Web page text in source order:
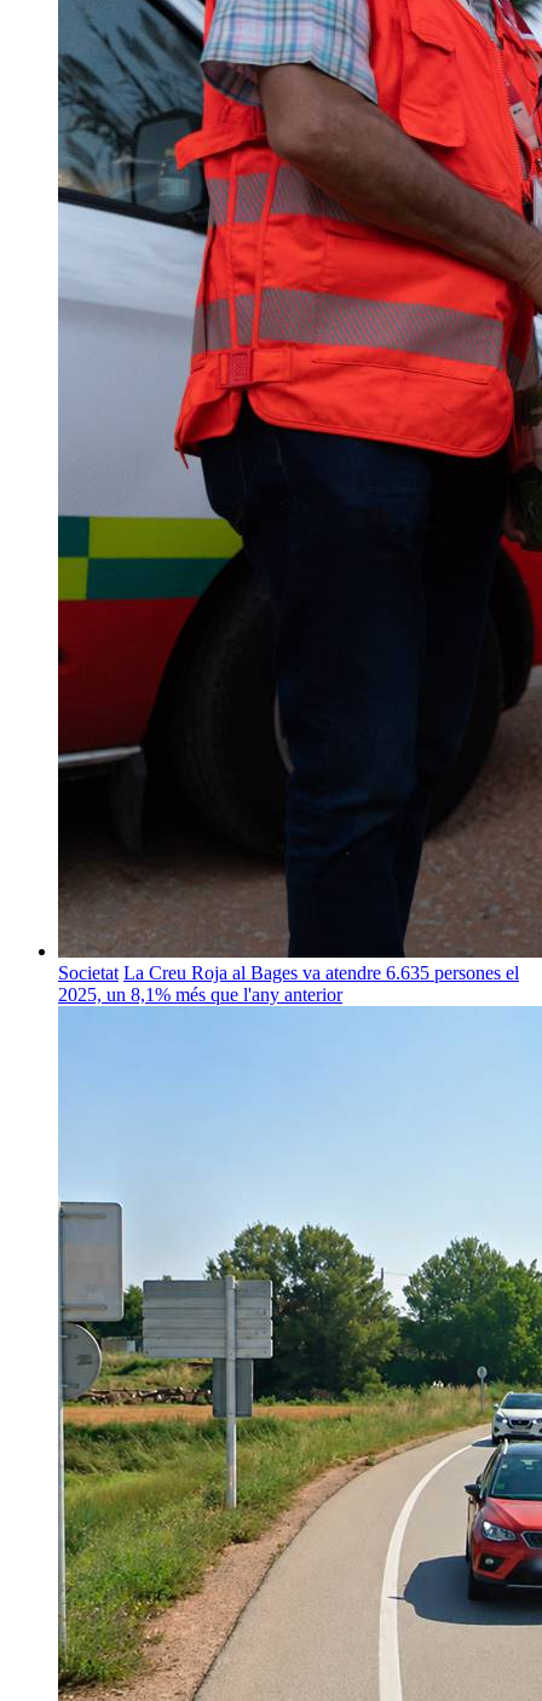
Societat La Creu Roja al Bages va atendre 6.635 persones el
2025, un 8,1% més que l'any anterior